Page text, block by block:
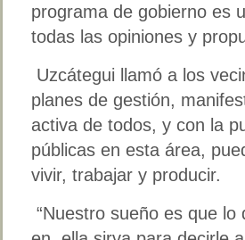
programa de gobierno es
todas las opiniones y
Uzcátegui llamó a los
planes de gestión,
activa de todos, y con la
públicas en esta área,
vivir, trabajar y producir.
“Nuestro sueño es que